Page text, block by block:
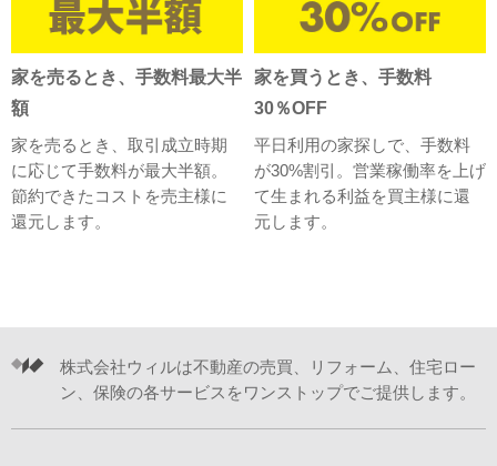
家を売るとき、手数料最大半
額
家を売るとき、取引成立時期
に応じて手数料が最大半額。
節約できたコストを売主様に
還元します。
家を買うとき、手数料
30％OFF
平日利用の家探しで、手数料
が30%割引。営業稼働率を上げ
て生まれる利益を買主様に還
元します。
株式会社ウィルは不動産の売買、リフォーム、住宅ロー
ン、保険の各サービスをワンストップでご提供します。